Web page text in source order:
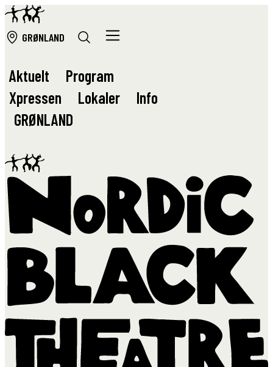
GRØNLAND
Aktuelt
Program
Xpressen
Lokaler
Info
GRØNLAND